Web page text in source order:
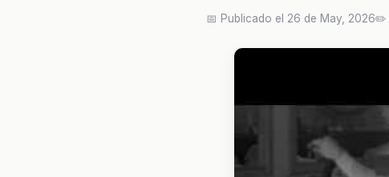
📅 Publicado el 26 de May, 2026✏️